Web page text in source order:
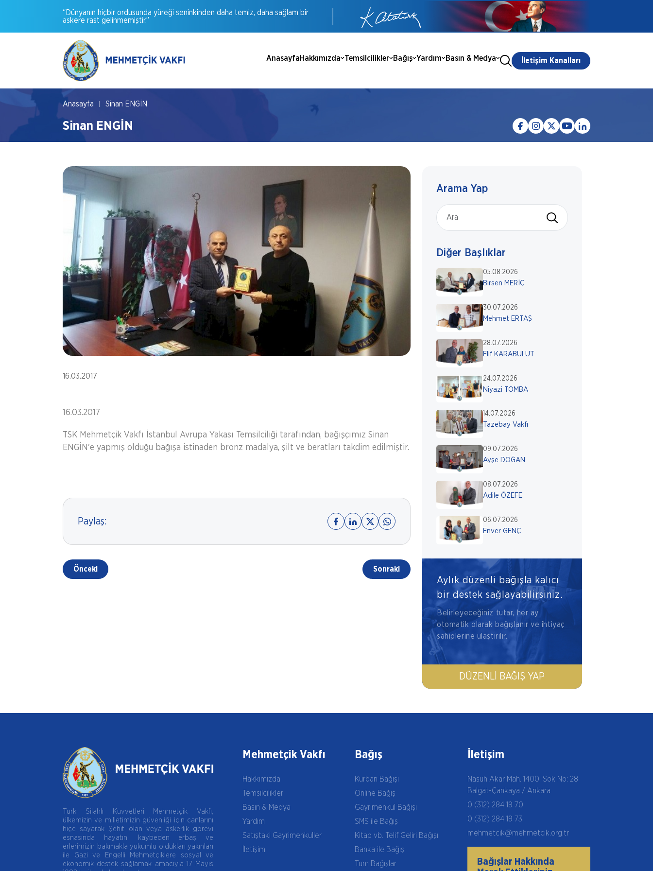
“Dünyanın hiçbir ordusunda yüreği seninkinden daha temiz, daha sağlam bir
askere rast gelinmemiştir.”
AnasayfaHakkımızda Temsilcilikler Bağış Yardım Basın & Medya İletişim Kanalları
Anasayfa Sinan ENGİN
Sinan ENGİN
16.03.2017
16.03.2017
TSK Mehmetçik Vakfı İstanbul Avrupa Yakası Temsilciliği tarafından, bağışçımız Sinan
ENGİN'e yapmış olduğu bağışa istinaden bronz madalya, şilt ve beratları takdim edilmiştir.
Paylaş:
Önceki Sonraki
Arama Yap
Diğer Başlıklar
05.08.2026
Birsen MERİÇ
30.07.2026
Mehmet ERTAŞ
28.07.2026
Elif KARABULUT
24.07.2026
Niyazi TOMBA
14.07.2026
Tazebay Vakfı
09.07.2026
Ayşe DOĞAN
08.07.2026
Adile ÖZEFE
06.07.2026
Enver GENÇ
Aylık düzenli bağışla kalıcı
bir destek sağlayabilirsiniz.
Belirleyeceğiniz tutar, her ay
otomatik olarak bağışlanır ve ihtiyaç
sahiplerine ulaştırılır.
DÜZENLI BAĞIŞ YAP
Türk Silahlı Kuvvetleri Mehmetçik Vakfı,
ülkemizin ve milletimizin güvenliği için canlarını
hiçe sayarak Şehit olan veya askerlik görevi
esnasında hayatını kaybeden erbaş ve
erlerimizin bakmakla yükümlü oldukları yakınları
ile Gazi ve Engelli Mehmetçiklere sosyal ve
ekonomik destek sağlamak amacıyla 17 Mayıs
Mehmetçik Vakfı
Hakkımızda
Temsilcilikler
Basın & Medya
Yardım
Satıştaki Gayrimenkuller
İletişim
Bağış
Kurban Bağışı
Online Bağış
Gayrimenkul Bağışı
SMS ile Bağış
Kitap vb. Telif Geliri Bağışı
Banka ile Bağış
Tüm Bağışlar
İletişim
Nasuh Akar Mah. 1400. Sok No: 28
Balgat-Çankaya / Ankara
0 (312) 284 19 70
0 (312) 284 19 73
mehmetcik@mehmetcik.org.tr
Bağışlar Hakkında